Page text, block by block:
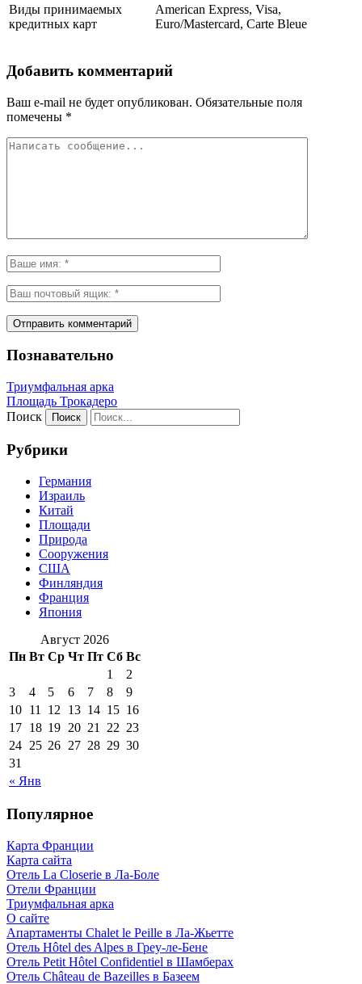
Виды принимаемых
кредитных карт
American Express, Visa,
Euro/Mastercard, Carte Bleue
Добавить комментарий
Ваш e-mail не будет опубликован. Обязательные поля
помечены *
Познавательно
Триумфальная арка
Площадь Трокадеро
Поиск
Рубрики
Германия
Израиль
Китай
Площади
Природа
Сооружения
США
Финляндия
Франция
Япония
Август 2026
Пн Вт Ср Чт Пт Сб Вс
« Янв
1
2
3
4 5 6 7 8
9
10 11 12 13 14 15 16
17 18 19 20 21 22 23
24 25 26 27 28 29 30
31
Популярное
Карта Франции
Карта сайта
Отель La Closerie в Ла-Боле
Отели Франции
Триумфальная арка
О сайте
Апартаменты Chalet le Peille в Ла-Жьетте
Отель Hôtel des Alpes в Греу-ле-Бене
Отель Petit Hôtel Confidentiel в Шамберах
Отель Château de Bazeilles в Базеем